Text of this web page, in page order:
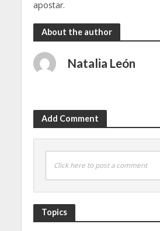
apostar.
About the author
Natalia León
Add Comment
Click here to post a comment
Topics